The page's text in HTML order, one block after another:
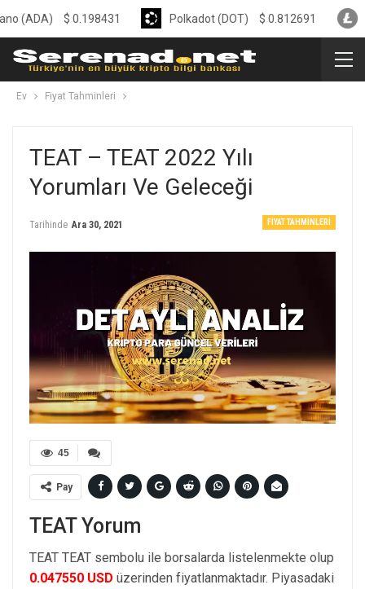
Ev Fiyat Tahminleri
TEAT – TEAT 2022 Yılı
Yorumları Ve Geleceği
FIYAT TAHMINLERI
Tarihinde Ara 30, 2021
45
Pay
TEAT Yorum
TEAT TEAT sembolu ile borsalarda listelenmekte olup
0.047550 USD üzerinden fiyatlanmaktadır. Piyasadaki
$0.198431 Polkadot (DOT) $0.812691